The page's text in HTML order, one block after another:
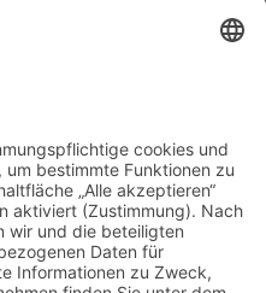
e.V.
geschützt! Zur Anzeige
geschützt! Zur Anzeige